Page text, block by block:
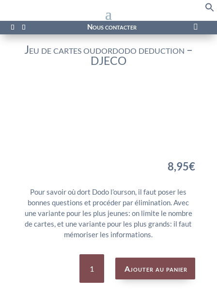
Nous contacter 
Jeu de cartes oudordodo deduction –
DJECO
8,95€
Pour savoir où dort Dodo l’ourson, il faut poser les
bonnes questions et procéder par élimination. Avec
une variante pour les plus jeunes: on limite le nombre
de cartes, et une variante pour les plus grands: il faut
mémoriser les informations.
quantité
cartes
Ajouter au panier